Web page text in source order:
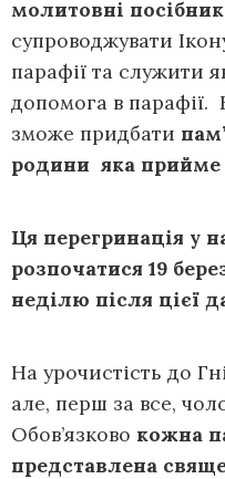
молитовні
супроводжувати
парафії та служити
допомога в парафії.
зможе придбати
родини яка прийме
Ця перегринація у
розпочатися 19
неділю після цієї
На урочистість до
але, перш за все,
Обов’язково кожна
представлена